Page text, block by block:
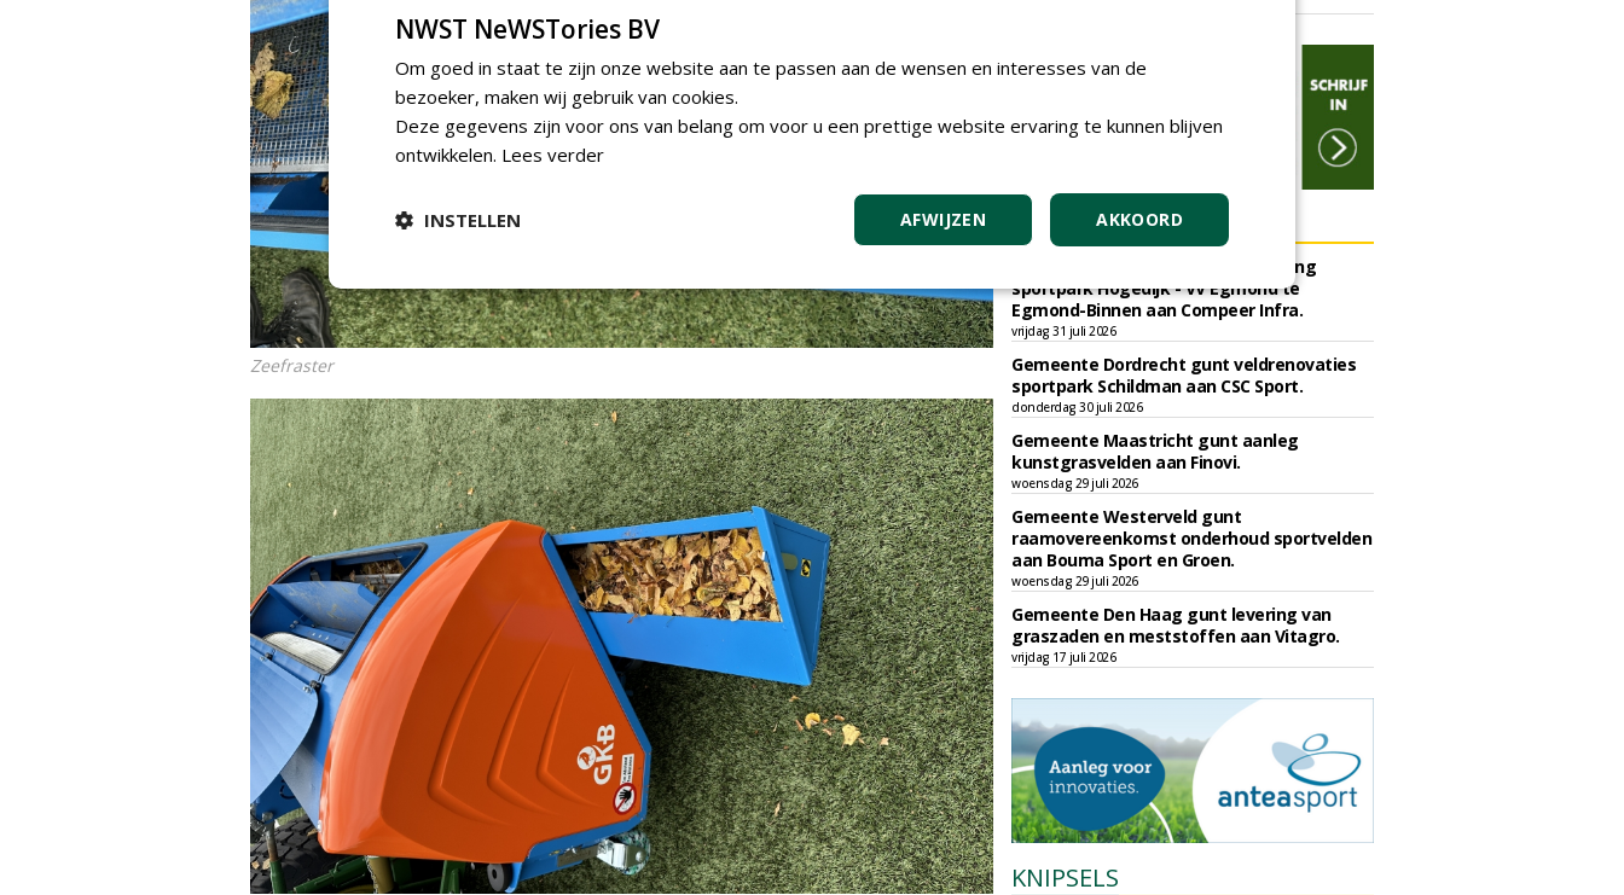
Zeefraster
TENDERS
Gemeente Bergen gunt herinrichting
sportpark Hogedijk - VV Egmond te
Egmond-Binnen aan Compeer Infra.
vrijdag 31 juli 2026
Gemeente Dordrecht gunt veldrenovaties
sportpark Schildman aan CSC Sport.
donderdag 30 juli 2026
Gemeente Maastricht gunt aanleg
kunstgrasvelden aan Finovi.
woensdag 29 juli 2026
Gemeente Westerveld gunt
raamovereenkomst onderhoud sportvelden
aan Bouma Sport en Groen.
woensdag 29 juli 2026
Gemeente Den Haag gunt levering van
graszaden en meststoffen aan Vitagro.
vrijdag 17 juli 2026
KNIPSELS
NWST NeWSTories BV
Om goed in staat te zijn onze website aan te passen aan de wensen en interesses van de
bezoeker, maken wij gebruik van cookies.
Deze gegevens zijn voor ons van belang om voor u een prettige website ervaring te kunnen blijven
ontwikkelen. Lees verder
AKKOORD
AFWIJZEN
INSTELLEN